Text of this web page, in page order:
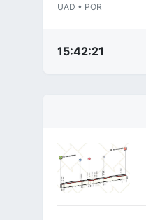
UAD • POR
15:42:21